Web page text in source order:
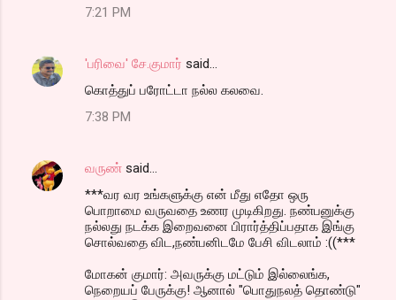
7:21 PM
'பரிவை' சே.குமார் said…
கொத்துப் பரோட்டா நல்ல கலவை.
7:38 PM
வருண் said…
***வர வர உங்களுக்கு என் மீது எதோ ஒரு
பொறாமை வருவதை உணர முடிகிறது. நண்பனுக்கு
நல்லது நடக்க இறைவனை பிரார்த்திப்பதாக இங்கு
சொல்வதை விட,நண்பனிடமே பேசி விடலாம் :((***
மோகன் குமார்: அவருக்கு மட்டும் இல்லைங்க,
நெறையப் பேருக்கு! ஆனால் "பொதுநலத் தொண்டு"